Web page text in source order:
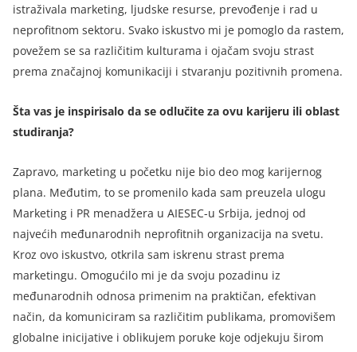
istraživala marketing, ljudske resurse, prevođenje i rad u
neprofitnom sektoru. Svako iskustvo mi je pomoglo da rastem,
povežem se sa različitim kulturama i ojačam svoju strast
prema značajnoj komunikaciji i stvaranju pozitivnih promena.
Šta vas je inspirisalo da se odlučite za ovu karijeru ili oblast
studiranja?
Zapravo, marketing u početku nije bio deo mog karijernog
plana. Međutim, to se promenilo kada sam preuzela ulogu
Marketing i PR menadžera u AIESEC-u Srbija, jednoj od
najvećih međunarodnih neprofitnih organizacija na svetu.
Kroz ovo iskustvo, otkrila sam iskrenu strast prema
marketingu. Omogućilo mi je da svoju pozadinu iz
međunarodnih odnosa primenim na praktičan, efektivan
način, da komuniciram sa različitim publikama, promovišem
globalne inicijative i oblikujem poruke koje odjekuju širom